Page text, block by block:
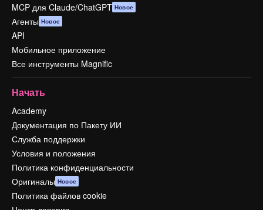
MCP для Claude/ChatGPT Новое
Агенты Новое
API
Мобильное приложение
Все инструменты Magnific
Начать
Academy
Документация по Пакету ИИ
Служба поддержки
Условия и положения
Политика конфиденциальности
Оригиналы Новое
Политика файлов cookie